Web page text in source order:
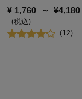
¥ 1,760 ～ ¥4,180
(税込)
(12)